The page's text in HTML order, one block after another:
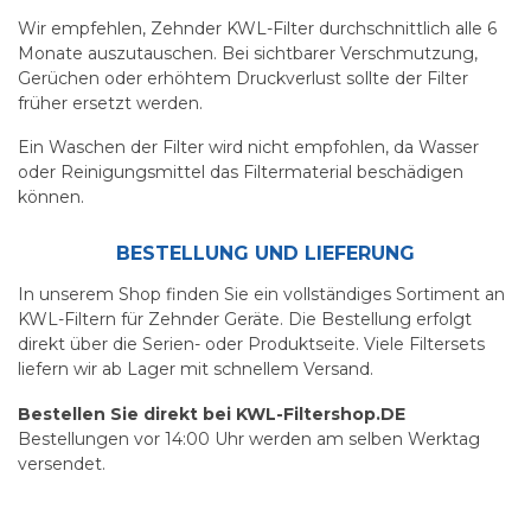
Wir empfehlen, Zehnder KWL-Filter durchschnittlich alle 6
Monate auszutauschen. Bei sichtbarer Verschmutzung,
Gerüchen oder erhöhtem Druckverlust sollte der Filter
früher ersetzt werden.
Ein Waschen der Filter wird nicht empfohlen, da Wasser
oder Reinigungsmittel das Filtermaterial beschädigen
können.
BESTELLUNG UND LIEFERUNG
In unserem Shop finden Sie ein vollständiges Sortiment an
KWL-Filtern für Zehnder Geräte. Die Bestellung erfolgt
direkt über die Serien- oder Produktseite. Viele Filtersets
liefern wir ab Lager mit schnellem Versand.
Bestellen Sie direkt bei KWL-Filtershop.DE
Bestellungen vor 14:00 Uhr werden am selben Werktag
versendet.